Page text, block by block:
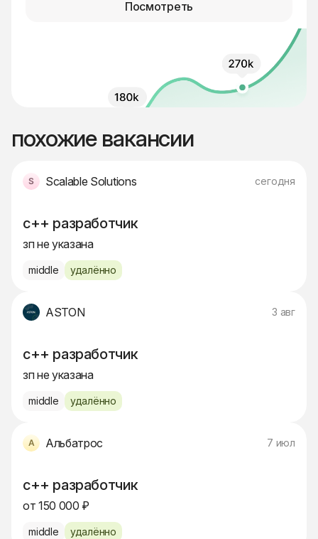
Посмотреть
похожие вакансии
Scalable Solutions сегодня
c++ разработчик
зп не указана
middle удалённо
ASTON 3 авг
c++ разработчик
зп не указана
middle удалённо
Альбатрос 7 июл
c++ разработчик
от 150 000 ₽
middle удалённо